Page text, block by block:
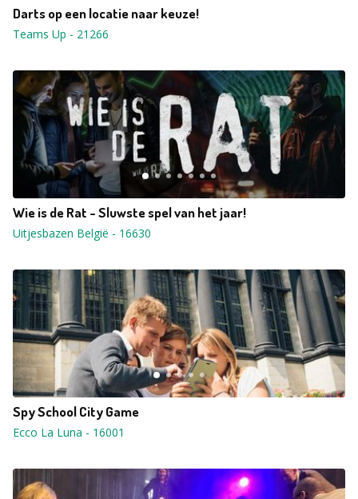
Darts op een locatie naar keuze!
Teams Up - 21266
Wie is de Rat - Sluwste spel van het jaar!
Uitjesbazen België - 16630
Spy School City Game
Ecco La Luna - 16001